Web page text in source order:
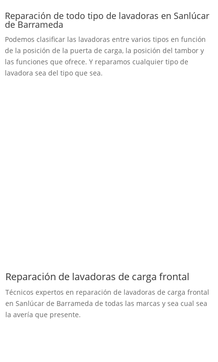
Reparación de todo tipo de lavadoras en Sanlúcar
de Barrameda
Podemos clasificar las lavadoras entre varios tipos en función
de la posición de la puerta de carga, la posición del tambor y
las funciones que ofrece. Y reparamos cualquier tipo de
lavadora sea del tipo que sea.
Reparación de lavadoras de carga frontal
Técnicos expertos en reparación de lavadoras de carga frontal
en Sanlúcar de Barrameda de todas las marcas y sea cual sea
la avería que presente.